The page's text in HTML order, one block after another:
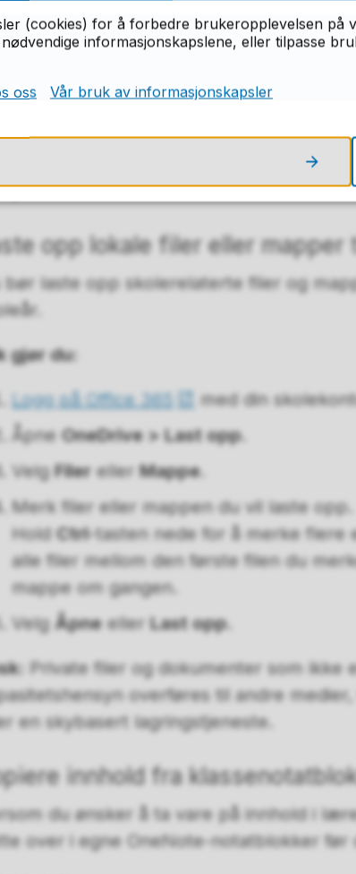
Inkluder undermapper.
På denne
Kalender, kontakter og innboks. Velg
skybaserte lagringstjenesten Outlook-
-datafil
påOK.
opp lokale filer eller mapper
bør laste opp skolerelaterte filer og
gjør du:
Logg på Office 365
med din
ÅpneOneDrive > Last opp.
VelgFiler ellerMappe.
Merk filer eller mappen du vil laste opp.
HoldCtrl-tasten nede for å merke flere
alle filer mellom den første filen du
mappe om gangen.
Velg ÅpneellerLast opp.
Private filer og dokumenter som ikke
overføres til andre
en skybasert lagringstjeneste.
innhold fra
du ønsker å ta vare på innhold i
over i egne OneNote-notatblokker før
(cookies) for å forbedre brukeropplevelsen på
informasjonskapslene, eller tilpasse
oss
Vår bruk av informasjonskapsler